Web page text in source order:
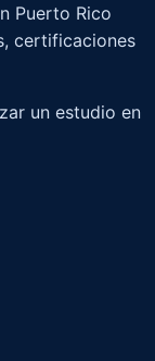
Puerto Rico
certificaciones
un estudio en